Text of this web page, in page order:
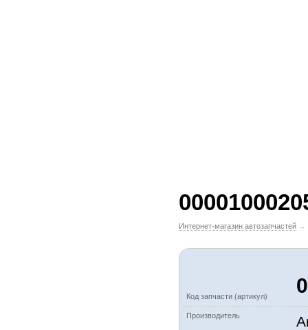
Интернет-магазин автозапчастей →
Код запчасти (артикул)
Производитель